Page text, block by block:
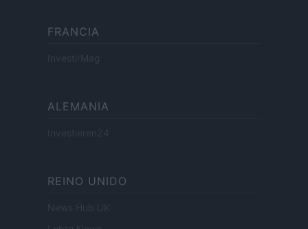
FRANCIA
InvestirMag
ALEMANIA
Investieren24
REINO UNIDO
News Hub UK